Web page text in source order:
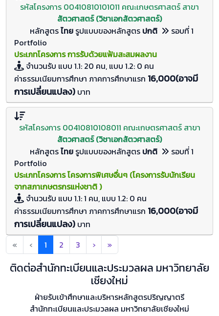
รหัสโครงการ 00410810101011 คณะเกษตรศาสตร์ สาขา
สัตวศาสตร์ (วิชาเอกสัตวศาสตร์)
หลักสูตรไทย รูปแบบของหลักสูตร ปกติ
รอบที่ 1
Portfolio
ประเภทโครงการ การรับด้วยแฟ้มสะสมผลงาน
จำนวนรับ แบบ 1.1: 20 คน, แบบ 1.2: 0 คน
ค่าธรรมเนียมการศึกษา ภาคการศึกษาแรก 16,000(อาจมี
การเปลี่ยนแปลง) บาท
รหัสโครงการ 00410810108011 คณะเกษตรศาสตร์ สาขา
สัตวศาสตร์ (วิชาเอกสัตวศาสตร์)
หลักสูตรไทย รูปแบบของหลักสูตร ปกติ
รอบที่ 1
Portfolio
ประเภทโครงการ โครงการพิเศษอื่นๆ (โครงการรับนักเรียน
จากสภาเกษตรกรแห่งชาติ )
จำนวนรับ แบบ 1.1: 1 คน, แบบ 1.2: 0 คน
ค่าธรรมเนียมการศึกษา ภาคการศึกษาแรก 16,000(อาจมี
การเปลี่ยนแปลง) บาท
«
‹ 1 2 3 › »
ติดต่อสำนักทะเบียนและประมวลผล มหาวิทยาลัย
เชียงใหม่
ฝ่ายรับเข้าศึกษาและบริหารหลักสูตรปริญญาตรี
สำนักทะเบียนและประมวลผล มหาวิทยาลัยเชียงใหม่